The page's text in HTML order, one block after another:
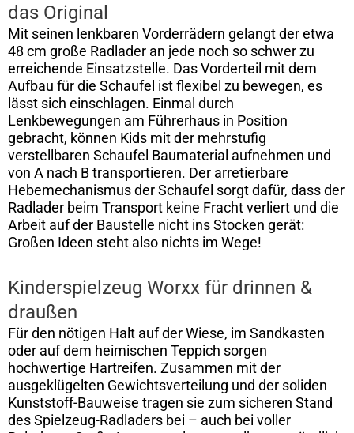
das Original
Mit seinen lenkbaren Vorderrädern gelangt der etwa
48 cm große Radlader an jede noch so schwer zu
erreichende Einsatzstelle. Das Vorderteil mit dem
Aufbau für die Schaufel ist flexibel zu bewegen, es
lässt sich einschlagen. Einmal durch
Lenkbewegungen am Führerhaus in Position
gebracht, können Kids mit der mehrstufig
verstellbaren Schaufel Baumaterial aufnehmen und
von A nach B transportieren. Der arretierbare
Hebemechanismus der Schaufel sorgt dafür, dass der
Radlader beim Transport keine Fracht verliert und die
Arbeit auf der Baustelle nicht ins Stocken gerät:
Großen Ideen steht also nichts im Wege!
Kinderspielzeug Worxx für drinnen &
draußen
Für den nötigen Halt auf der Wiese, im Sandkasten
oder auf dem heimischen Teppich sorgen
hochwertige Hartreifen. Zusammen mit der
ausgeklügelten Gewichtsverteilung und der soliden
Kunststoff-Bauweise tragen sie zum sicheren Stand
des Spielzeug-Radladers bei – auch bei voller